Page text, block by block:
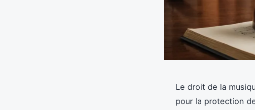
Le droit de la
pour la protection